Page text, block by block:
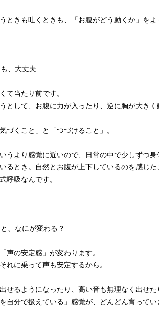
ときも吐くときも、「お腹がどう動くか」を
、大丈夫
て当たり前です。
として、お腹に力が入ったり、逆に胸が大き
づくこと」と「つづけること」。
うより感覚に近いので、日常の中で少しずつ
るとき。自然とお腹が上下しているのを感じ
呼吸なんです。
、なにが変わる？
声の安定感」が変わります。
れに乗って声も安定するから。
せるようになったり、高い音も無理なく出せた
自分で扱えている」感覚が、どんどん育ってい